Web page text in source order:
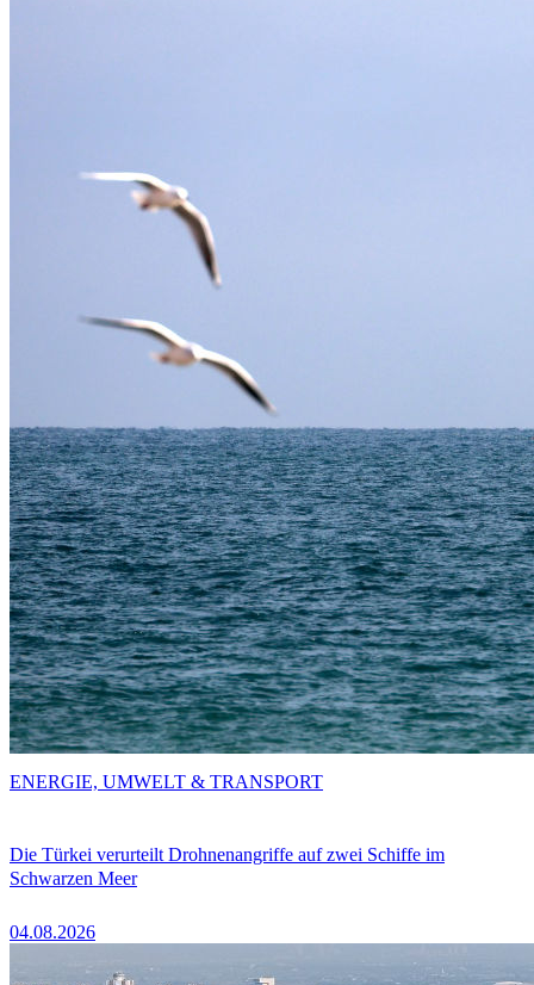
Die Türkei verurteilt Drohnenangriffe auf zwei Schiffe im
Schwarzen Meer
04.08.2026
ENERGIE, UMWELT & TRANSPORT